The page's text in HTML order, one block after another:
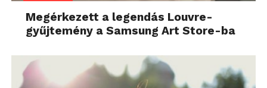
Megérkezett a legendás Louvre-
gyűjtemény a Samsung Art Store-ba